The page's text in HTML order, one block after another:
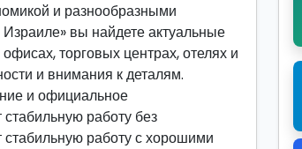
и разнообразными
вы найдете актуальные
торговых центрах, отелях и
и внимания к деталям.
и официальное
работу без
стабильную работу с хорошими